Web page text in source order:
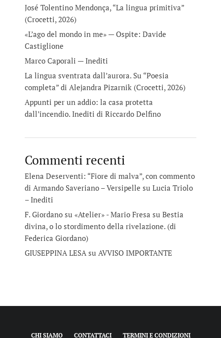
José Tolentino Mendonça, “La lingua primitiva”
(Crocetti, 2026)
«L’ago del mondo in me» — Ospite: Davide
Castiglione
Marco Caporali — Inediti
La lingua sventrata dall’aurora. Su “Poesia
completa” di Alejandra Pizarnik (Crocetti, 2026)
Appunti per un addio: la casa protetta
dall’incendio. Inediti di Riccardo Delfino
Commenti recenti
Elena Deserventi: “Fiore di malva”, con commento
di Armando Saveriano – Versipelle su Lucia Triolo
– Inediti
F. Giordano su «Atelier» - Mario Fresa su Bestia
divina, o lo stordimento della rivelazione. (di
Federica Giordano)
GIUSEPPINA LESAsu AVVISO IMPORTANTE
CHI SIAMO CONTATTACI TERMINI E CONDIZIONI